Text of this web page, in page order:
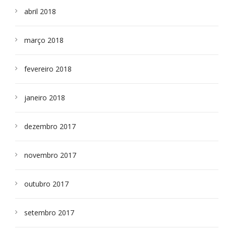
abril 2018
março 2018
fevereiro 2018
janeiro 2018
dezembro 2017
novembro 2017
outubro 2017
setembro 2017